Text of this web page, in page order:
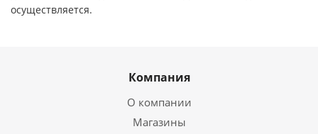
осуществляется.
Компания
О компании
Магазины